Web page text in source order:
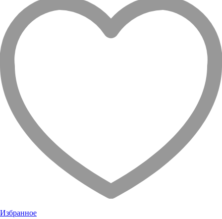
Избранное